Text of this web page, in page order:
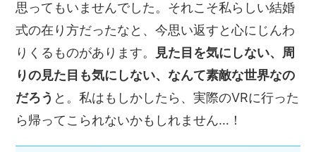
思ってもいませんでした。それこそ私らしい結婚
式の在り方だったなと、今思い返すと心にじんわ
りくるものがあります。
見た目を気にしない、周
りの見た目も気にしない、なんて素敵な世界なの
だろう と。私はもしかしたら、実際のVRに行った
ら帰ってこられないかもしれません…！